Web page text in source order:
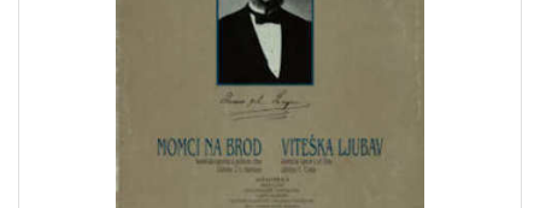
Zvučni zapisi